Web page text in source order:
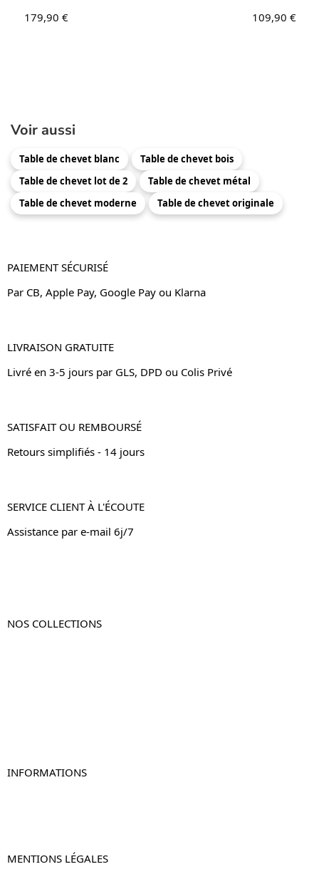
179,90 € 109,90 €
Voir aussi
Table de chevet blanc
Table de chevet bois
Table de chevet lot de 2
Table de chevet métal
Table de chevet moderne
Table de chevet originale
PAIEMENT SÉCURISÉ
Par CB, Apple Pay, Google Pay ou Klarna
LIVRAISON GRATUITE
Livré en 3-5 jours par GLS, DPD ou Colis Privé
SATISFAIT OU REMBOURSÉ
Retours simplifiés - 14 jours
SERVICE CLIENT À L'ÉCOUTE
Assistance par e-mail 6j/7
NOS COLLECTIONS
INFORMATIONS
MENTIONS LÉGALES